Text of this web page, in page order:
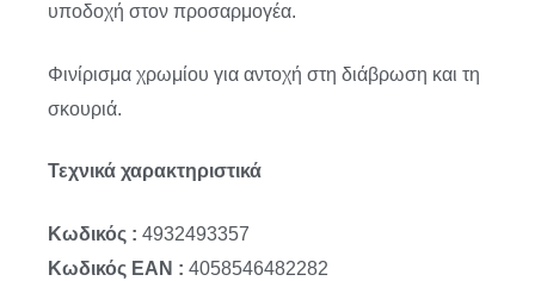
υποδοχή στον προσαρμογέα.
Φινίρισμα χρωμίου για αντοχή στη διάβρωση και τη
σκουριά.
Τεχνικά χαρακτηριστικά
Κωδικός : 4932493357
Κωδικός EAN : 4058546482282